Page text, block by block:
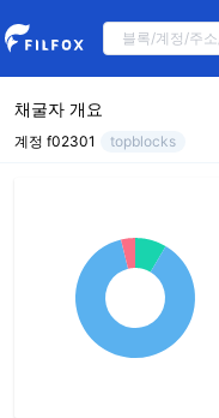
채굴자 개요
계정 f02301 topblocks